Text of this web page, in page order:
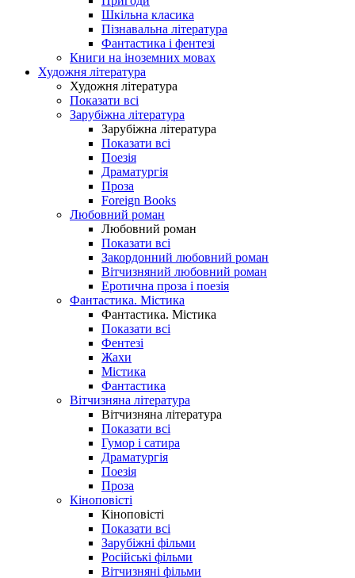
Шкільна класика
Пізнавальна література
Фантастика і фентезі
Книги на іноземних мовах
Художня література
Художня література
Показати всі
Зарубіжна література
Зарубіжна література
Показати всі
Поезія
Драматургія
Проза
Foreign Books
Любовний роман
Любовний роман
Показати всі
Закордонний любовний роман
Вітчизняний любовний роман
Еротична проза і поезія
Фантастика. Містика
Фантастика. Містика
Показати всі
Фентезі
Жахи
Містика
Фантастика
Вітчизняна література
Вітчизняна література
Показати всі
Гумор і сатира
Драматургія
Поезія
Проза
Кіноповісті
Кіноповісті
Показати всі
Зарубіжні фільми
Російські фільми
Вітчизняні фільми